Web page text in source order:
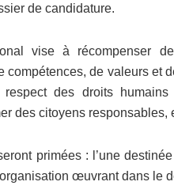
de candidature.
vise à récompenser
compétences, de valeurs et
des droits
des citoyens responsables,
primées : l’une
œuvrant dans le